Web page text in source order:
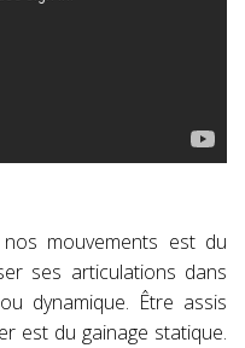
mouvements est du
ses articulations dans
dynamique. Être assis
est du gainage statique.